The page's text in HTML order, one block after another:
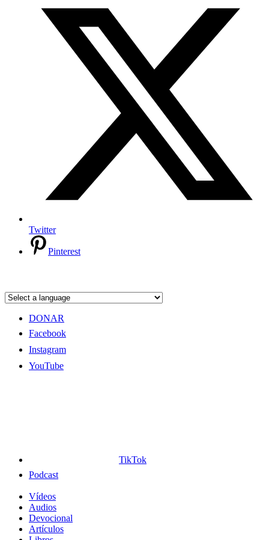
Twitter
Pinterest
DONAR
Facebook
Instagram
YouTube
TikTok
Podcast
Vídeos
Audios
Devocional
Artículos